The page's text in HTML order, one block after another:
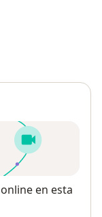
en esta